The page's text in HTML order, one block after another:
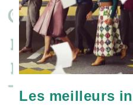
Les meilleurs